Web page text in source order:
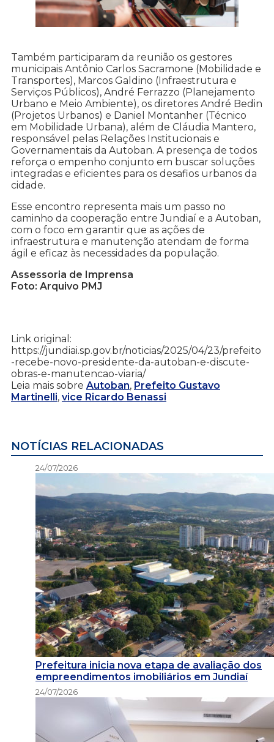
Também participaram da reunião os gestores
municipais Antônio Carlos Sacramone (Mobilidade e
Transportes), Marcos Galdino (Infraestrutura e
Serviços Públicos), André Ferrazzo (Planejamento
Urbano e Meio Ambiente), os diretores André Bedin
(Projetos Urbanos) e Daniel Montanher (Técnico
em Mobilidade Urbana), além de Cláudia Mantero,
responsável pelas Relações Institucionais e
Governamentais da Autoban. A presença de todos
reforça o empenho conjunto em buscar soluções
integradas e eficientes para os desafios urbanos da
cidade.
Esse encontro representa mais um passo no
caminho da cooperação entre Jundiaí e a Autoban,
com o foco em garantir que as ações de
infraestrutura e manutenção atendam de forma
ágil e eficaz às necessidades da população.
Assessoria de Imprensa
Foto: Arquivo PMJ
Link original:
https://jundiai.sp.gov.br/noticias/2025/04/23/prefeito
-recebe-novo-presidente-da-autoban-e-discute-
obras-e-manutencao-viaria/
Leia mais sobre Autoban, Prefeito Gustavo
Martinelli, vice Ricardo Benassi
NOTÍCIAS RELACIONADAS
24/07/2026
Prefeitura inicia nova etapa de avaliação dos
empreendimentos imobiliários em Jundiaí
24/07/2026